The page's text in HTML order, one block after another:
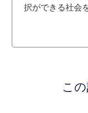
択ができる社会
こ